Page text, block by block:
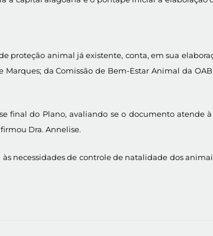
animal já existente, conta, em sua
da Comissão de Bem-Estar Animal da
final do Plano, avaliando se o documento atende
Dra. Annelise.
necessidades de controle de natalidade dos